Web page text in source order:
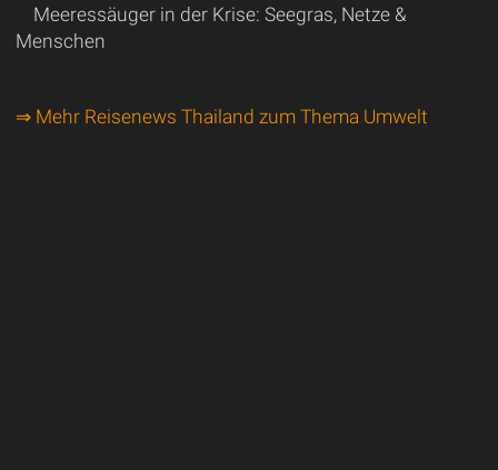
Meeressäuger in der Krise: Seegras, Netze &
Menschen
⇒ Mehr Reisenews Thailand zum Thema Umwelt